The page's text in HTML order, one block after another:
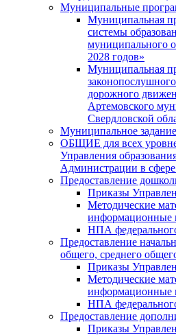
Муниципальные
Муниципальная
системы
муниципального
2028 годов»
Муниципальная
дорожного
Артемовского
Свердловской
Муниципальное задание
ОБЩИЕ для всех
Управления
Администрации в сфере
Предоставление
Приказы
Методические
информационные
НПА
Предоставление
общего, среднего
Приказы
Методические
информационные
НПА
Предоставление
Приказы